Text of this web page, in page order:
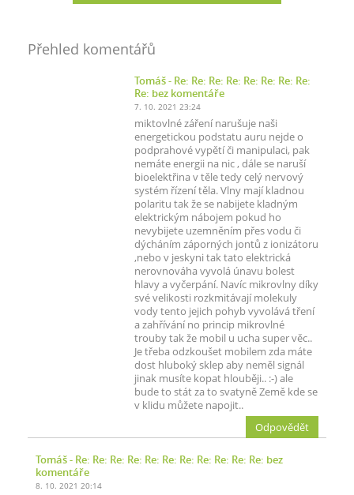
Přehled komentářů
Tomáš- Re: Re: Re: Re: Re: Re: Re: Re:
Re: bez komentáře
7. 10. 2021 23:24
miktovlné záření narušuje naši
energetickou podstatu auru nejde o
podprahové vypětí či manipulaci, pak
nemáte energii na nic , dále se naruší
bioelektřina v těle tedy celý nervový
systém řízení těla. Vlny mají kladnou
polaritu tak že se nabijete kladným
elektrickým nábojem pokud ho
nevybijete uzemněním přes vodu či
dýcháním záporných jontů z ionizátoru
,nebo v jeskyni tak tato elektrická
nerovnováha vyvolá únavu bolest
hlavy a vyčerpání. Navíc mikrovlny díky
své velikosti rozkmitávají molekuly
vody tento jejich pohyb vyvolává tření
a zahřívání no princip mikrovlné
trouby tak že mobil u ucha super věc..
Je třeba odzkoušet mobilem zda máte
dost hluboký sklep aby neměl signál
jinak musíte kopat hlouběji.. :-) ale
bude to stát za to svatyně Země kde se
v klidu můžete napojit..
Odpovědět
Tomáš- Re: Re: Re: Re: Re: Re: Re: Re: Re: Re: Re: bez
komentáře
8. 10. 2021 20:14